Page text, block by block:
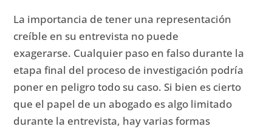
La importancia de tener una representación
creíble en su entrevista no puede
exagerarse. Cualquier paso en falso durante la
etapa final del proceso de investigación podría
poner en peligro todo su caso. Si bien es cierto
que el papel de un abogado es algo limitado
durante la entrevista, hay varias formas